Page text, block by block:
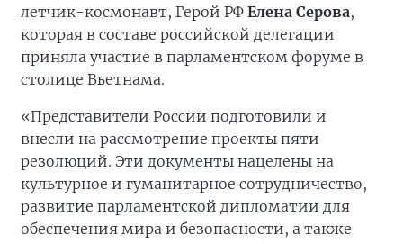
летчик-космонавт, Герой РФ Елена Серова,
которая в составе российской делегации
приняла участие в парламентском форуме в
столице Вьетнама.
«Представители России подготовили и
внесли на рассмотрение проекты пяти
резолюций. Эти документы нацелены на
культурное и гуманитарное сотрудничество,
развитие парламентской дипломатии для
обеспечения мира и безопасности, а также